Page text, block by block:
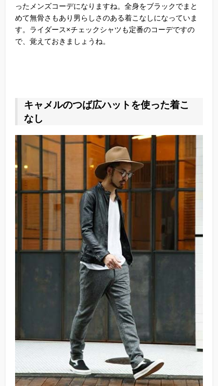
ったメンズコーデになりますね。全身をブラックでまと
めて無骨さもあり男らしさのある着こなしになっていま
す。ライダース×チェックシャツも定番のコーデですの
で、覚えておきましょうね。
キャメルのつば広ハットを使った着こ
なし